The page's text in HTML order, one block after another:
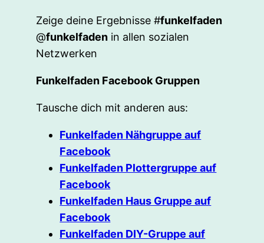
Zeige deine Ergebnisse #funkelfaden
@funkelfaden in allen sozialen
Netzwerken
Funkelfaden Facebook Gruppen
Tausche dich mit anderen aus:
Funkelfaden Nähgruppe auf
Facebook
Funkelfaden Plottergruppe auf
Facebook
Funkelfaden Haus Gruppe auf
Facebook
Funkelfaden DIY-Gruppe auf